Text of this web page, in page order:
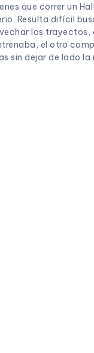
que correr un
Resulta difícil
los
el otro
sin dejar de lado la